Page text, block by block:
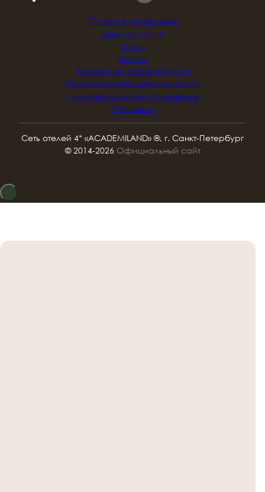
Правила посещения
Цены на услуги
Отель
Услуги
Договор на оказание услуг
Политика конфиденциальности
Пользовательское соглашение
Реквизиты
Сеть отелей 4* «ACADEMILAND» ®, г. Санкт‑Петербург
© 2014‑2026 Официальный сайт